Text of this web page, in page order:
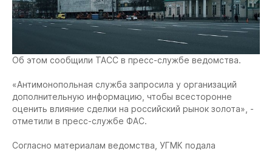
Об этом сообщили ТАСС в пресс-службе ведомства.
«Антимонопольная служба запросила у организаций
дополнительную информацию, чтобы всесторонне
оценить влияние сделки на российский рынок золота», -
отметили в пресс-службе ФАС.
Согласно материалам ведомства, УГМК подала